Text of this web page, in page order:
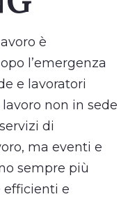
è
l’emergenza
e lavoratori
non in sede
di
ma eventi e
sempre più
efficienti e